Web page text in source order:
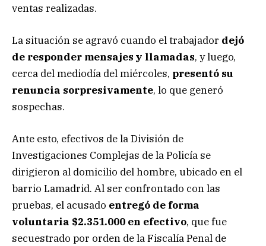
ventas realizadas.
La situación se agravó cuando el trabajador dejó
de responder mensajes y llamadas, y luego,
cerca del mediodía del miércoles, presentó su
renuncia sorpresivamente, lo que generó
sospechas.
Ante esto, efectivos de la División de
Investigaciones Complejas de la Policía se
dirigieron al domicilio del hombre, ubicado en el
barrio Lamadrid. Al ser confrontado con las
pruebas, el acusado entregó de forma
voluntaria $2.351.000 en efectivo, que fue
secuestrado por orden de la Fiscalía Penal de